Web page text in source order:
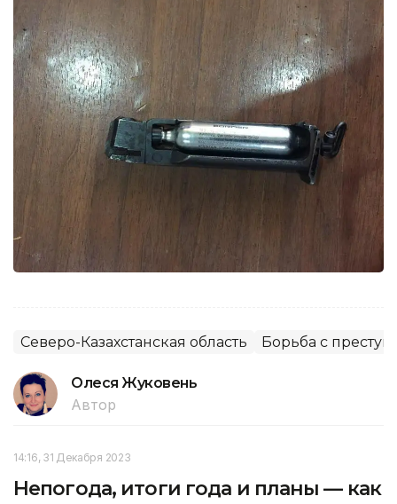
Северо-Казахстанская область Борьба с
Олеся Жуковень
Автор
14:16, 31 Декабря 2023
Непогода, итоги года и планы — как